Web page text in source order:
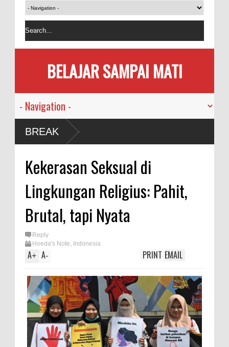
BELAJAR SAMPAI MATI
BREAK
Kekerasan Seksual di
Lingkungan Religius: Pahit,
Brutal, tapi Nyata
Reply
Hoeda's Note, Indonesia
A+ A- EMAIL
PRINT